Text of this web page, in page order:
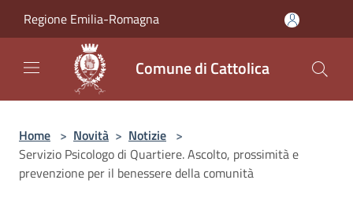
Regione Emilia-Romagna
Comune di Cattolica
Home > Novità > Notizie >
Servizio Psicologo di Quartiere. Ascolto, prossimità e
prevenzione per il benessere della comunità